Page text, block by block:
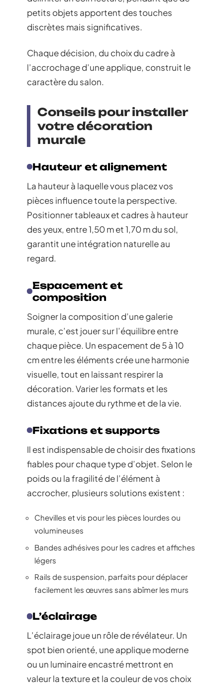
petits objets apportent des touches
discrètes mais significatives.
Chaque décision, du choix du cadre à
l’accrochage d’une applique, construit le
caractère du salon.
Conseils pour installer
votre décoration
murale
Hauteur et alignement
La hauteur à laquelle vous placez vos
pièces influence toute la perspective.
Positionner tableaux et cadres à hauteur
des yeux, entre 1,50 m et 1,70 m du sol,
garantit une intégration naturelle au
regard.
Espacement et
composition
Soigner la composition d’une galerie
murale, c’est jouer sur l’équilibre entre
chaque pièce. Un espacement de 5 à 10
cm entre les éléments crée une harmonie
visuelle, tout en laissant respirer la
décoration. Varier les formats et les
distances ajoute du rythme et de la vie.
Fixations et supports
Il est indispensable de choisir des fixations
fiables pour chaque type d’objet. Selon le
poids ou la fragilité de l’élément à
accrocher, plusieurs solutions existent :
Chevilles et vis pour les pièces lourdes ou
volumineuses
Bandes adhésives pour les cadres et affiches
légers
Rails de suspension, parfaits pour déplacer
facilement les œuvres sans abîmer les murs
L’éclairage
L’éclairage joue un rôle de révélateur. Un
spot bien orienté, une applique moderne
ou un luminaire encastré mettront en
valeur la texture et la couleur de vos choix